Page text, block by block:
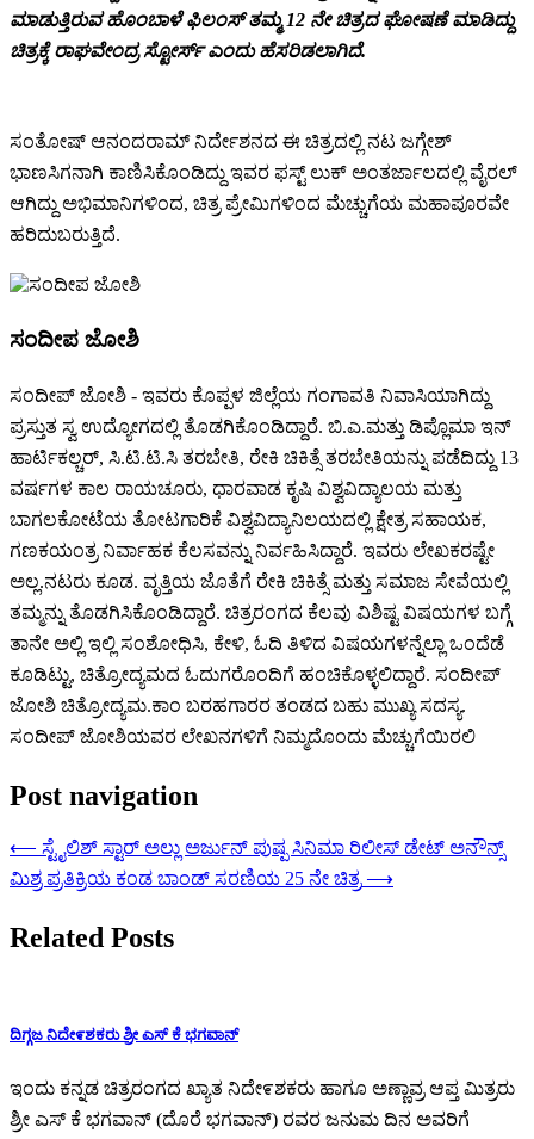
ಮಾಡುತ್ತಿರುವ ಹೊಂಬಾಳೆ ಫಿಲಂಸ್ ತಮ್ಮ 12 ನೇ ಚಿತ್ರದ ಘೋಷಣೆ ಮಾಡಿದ್ದು
ಚಿತ್ರಕ್ಕೆ ರಾಘವೇಂದ್ರ ಸ್ಟೋರ್ಸ್ ಎಂದು ಹೆಸರಿಡಲಾಗಿದೆ.
ಸಂತೋಷ್ ಆನಂದರಾಮ್ ನಿರ್ದೇಶನದ ಈ ಚಿತ್ರದಲ್ಲಿ ನಟ ಜಗ್ಗೇಶ್
ಭಾಣಸಿಗನಾಗಿ ಕಾಣಿಸಿಕೊಂಡಿದ್ದು ಇವರ ಫಸ್ಟ್ ಲುಕ್ ಅಂತರ್ಜಾಲದಲ್ಲಿ ವೈರಲ್
ಆಗಿದ್ದು ಅಭಿಮಾನಿಗಳಿಂದ, ಚಿತ್ರ ಪ್ರೇಮಿಗಳಿಂದ ಮೆಚ್ಚುಗೆಯ ಮಹಾಪೂರವೇ
ಹರಿದುಬರುತ್ತಿದೆ.
ಸಂದೀಪ ಜೋಶಿ
ಸಂದೀಪ್ ಜೋಶಿ - ಇವರು ಕೊಪ್ಪಳ ಜಿಲ್ಲೆಯ ಗಂಗಾವತಿ ನಿವಾಸಿಯಾಗಿದ್ದು
ಪ್ರಸ್ತುತ ಸ್ವ ಉದ್ಯೋಗದಲ್ಲಿ ತೊಡಗಿಕೊಂಡಿದ್ದಾರೆ. ಬಿ.ಎ.ಮತ್ತು ಡಿಪ್ಲೊಮಾ ಇನ್
ಹಾರ್ಟಿಕಲ್ಚರ್, ಸಿ.ಟಿ.ಟಿ.ಸಿ ತರಬೇತಿ, ರೇಕಿ ಚಿಕಿತ್ಸೆ ತರಬೇತಿಯನ್ನು ಪಡೆದಿದ್ದು 13
ವರ್ಷಗಳ ಕಾಲ ರಾಯಚೂರು, ಧಾರವಾಡ ಕೃಷಿ ವಿಶ್ವವಿದ್ಯಾಲಯ ಮತ್ತು
ಬಾಗಲಕೋಟೆಯ ತೋಟಗಾರಿಕೆ ವಿಶ್ವವಿದ್ಯಾನಿಲಯದಲ್ಲಿ ಕ್ಷೇತ್ರ ಸಹಾಯಕ,
ಗಣಕಯಂತ್ರ ನಿರ್ವಾಹಕ ಕೆಲಸವನ್ನು ನಿರ್ವಹಿಸಿದ್ದಾರೆ. ಇವರು ಲೇಖಕರಷ್ಟೇ
ಅಲ್ಲ.‌ನಟರು ಕೂಡ. ವೃತ್ತಿಯ ಜೊತೆಗೆ ರೇಕಿ ಚಿಕಿತ್ಸೆ ಮತ್ತು ಸಮಾಜ ಸೇವೆಯಲ್ಲಿ
ತಮ್ಮನ್ನು ತೊಡಗಿಸಿಕೊಂಡಿದ್ದಾರೆ. ಚಿತ್ರರಂಗದ ಕೆಲವು ವಿಶಿಷ್ಟ ವಿಷಯಗಳ ಬಗ್ಗೆ
ತಾನೇ ಅಲ್ಲಿ ಇಲ್ಲಿ ಸಂಶೋಧಿಸಿ, ಕೇಳಿ, ಓದಿ ತಿಳಿದ ವಿಷಯಗಳನ್ನೆಲ್ಲಾ ಒಂದೆಡೆ
ಕೂಡಿಟ್ಟು, ಚಿತ್ರೋದ್ಯಮದ ಓದುಗರೊಂದಿಗೆ ಹಂಚಿಕೊಳ್ಳಲಿದ್ದಾರೆ. ಸಂದೀಪ್‌
ಜೋಶಿ ಚಿತ್ರೋದ್ಯಮ.ಕಾಂ ಬರಹಗಾರರ ತಂಡದ ಬಹು ಮುಖ್ಯ ಸದಸ್ಯ.
ಸಂದೀಪ್ ಜೋಶಿಯವರ ಲೇಖನಗಳಿಗೆ ನಿಮ್ಮದೊಂದು ಮೆಚ್ಚುಗೆಯಿರಲಿ
Post navigation
⟵ ಸ್ಟೈಲಿಶ್ ಸ್ಟಾರ್ ಅಲ್ಲು ಅರ್ಜುನ್ ಪುಷ್ಪ ಸಿನಿಮಾ ರಿಲೀಸ್ ಡೇಟ್ ಅನೌನ್ಸ್
ಮಿಶ್ರ ಪ್ರತಿಕ್ರಿಯ ಕಂಡ ಬಾಂಡ್ ಸರಣಿಯ 25 ನೇ ಚಿತ್ರ ⟶
Related Posts
ದಿಗ್ಗಜ ನಿದೇ೯ಶಕರು ಶ್ರೀ ಎಸ್ ಕೆ ಭಗವಾನ್
ಇಂದು ಕನ್ನಡ ಚಿತ್ರರಂಗದ ಖ್ಯಾತ ನಿದೇ೯ಶಕರು ಹಾಗೂ ಅಣ್ಣಾವ್ರ ಆಪ್ತ ಮಿತ್ರರು
ಶ್ರೀ ಎಸ್ ಕೆ ಭಗವಾನ್ (ದೊರೆ ಭಗವಾನ್) ರವರ ಜನುಮ ದಿನ ಅವರಿಗೆ